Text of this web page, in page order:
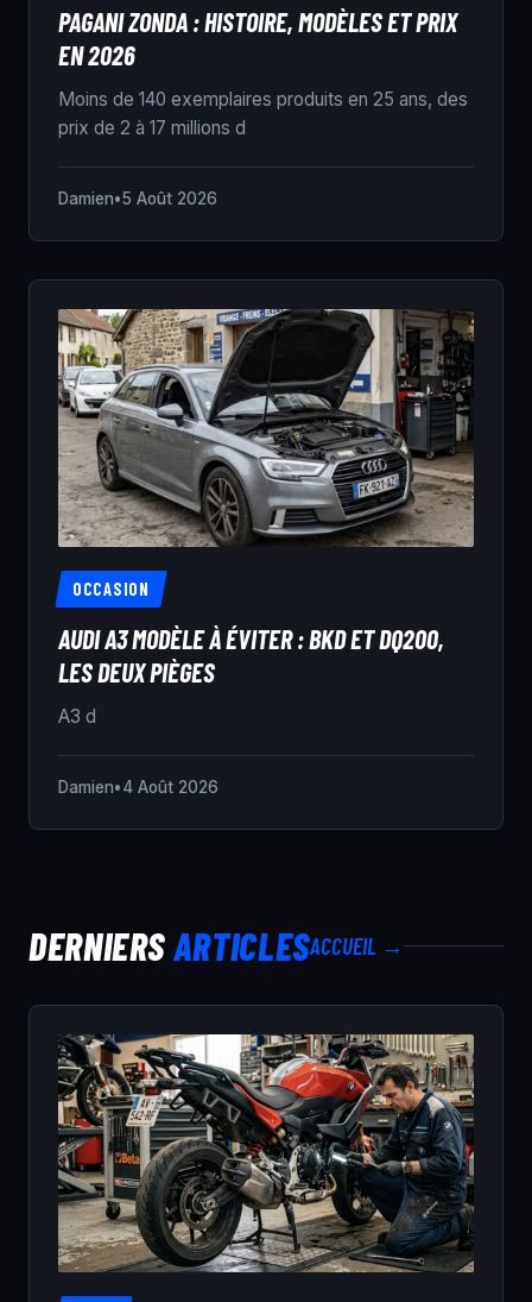
PAGANI ZONDA : HISTOIRE, MODÈLES ET PRIX
EN 2026
Moins de 140 exemplaires produits en 25 ans, des
prix de 2 à 17 millions d
Damien•5 Août 2026
OCCASION
AUDI A3 MODÈLE À ÉVITER : BKD ET DQ200,
LES DEUX PIÈGES
A3 d
Damien•4 Août 2026
DERNIERSARTICLESACCUEIL →